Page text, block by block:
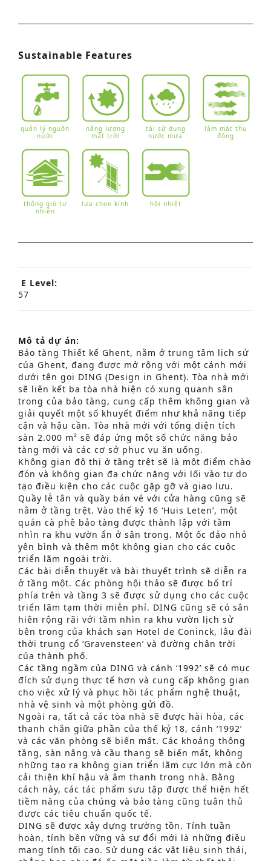
Sustainable Features
quản lý nguồn
nước
năng lượng
mặt trời
tái sử dụng
nước mưa
làm mát thụ
động
thông gió tự
nhiên
lựa chọn kính hồi nhiệt
E Level:
57
Mô tả dự án:
Bảo tàng Thiết kế Ghent, nằm ở trung tâm lịch sử
của Ghent, đang được mở rộng với một cánh mới
dưới tên gọi DING (Design in Ghent). Tòa nhà mới
sẽ liên kết ba tòa nhà hiện có xung quanh sân
trong của bảo tàng, cung cấp thêm không gian và
giải quyết một số khuyết điểm như khả năng tiếp
cận và hậu cần. Tòa nhà mới với tổng diện tích
sàn 2.000 m² sẽ đáp ứng một số chức năng bảo
tàng mới và các cơ sở phục vụ ăn uống.
Không gian đô thị ở tầng trệt sẽ là một điểm chào
đón và không gian đa chức năng với lối vào tự do
tạo điều kiện cho các cuộc gặp gỡ và giao lưu.
Quầy lễ tân và quầy bán vé với cửa hàng cũng sẽ
nằm ở tầng trệt. Vào thế kỷ 16 ‘Huis Leten’, một
quán cà phê bảo tàng được thành lập với tầm
nhìn ra khu vườn ẩn ở sân trong. Một ốc đảo nhỏ
yên bình và thêm một không gian cho các cuộc
triển lãm ngoài trời.
Các bài diễn thuyết và bài thuyết trình sẽ diễn ra
ở tầng một. Các phòng hội thảo sẽ được bố trí
phía trên và tầng 3 sẽ được sử dụng cho các cuộc
triển lãm tạm thời miễn phí. DING cũng sẽ có sân
hiên rộng rãi với tầm nhìn ra khu vườn lịch sử
bên trong của khách sạn Hotel de Coninck, lâu đài
thời trung cổ ‘Gravensteen’ và đường chân trời
của thành phố.
Các tầng ngầm của DING và cánh ‘1992’ sẽ có mục
đích sử dụng thực tế hơn và cung cấp không gian
cho việc xử lý và phục hồi tác phẩm nghệ thuật,
nhà vệ sinh và một phòng gửi đồ.
Ngoài ra, tất cả các tòa nhà sẽ được hài hòa, các
thanh chắn giữa phần của thế kỷ 18, cánh ‘1992’
và các văn phòng sẽ biến mất. Các khoảng thông
tầng, sàn nâng và cầu thang sẽ biến mất, không
những tạo ra không gian triển lãm cực lớn mà còn
cải thiện khí hậu và âm thanh trong nhà. Bằng
cách này, các tác phẩm sưu tập được thể hiện hết
tiềm năng của chúng và bảo tàng cũng tuân thủ
được các tiêu chuẩn quốc tế.
DING sẽ được xây dựng trường tồn. Tính tuần
hoàn, tính bền vững và sự đổi mới là những điều
mang tính tối cao. Sử dụng các vật liệu sinh thái,